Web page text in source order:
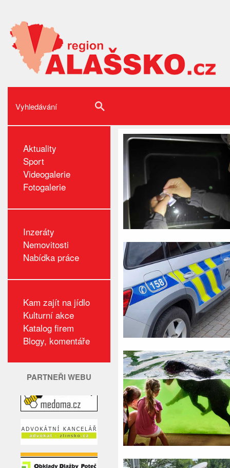
Aktuality
Sport
Videogalerie
Fotogalerie
Inzeráty
Nemovitosti
Nabídka práce
Kam zajít na jídlo
Kulturní akce
Katalog firem
Blogy, komentáře
PARTNEŘI WEBU